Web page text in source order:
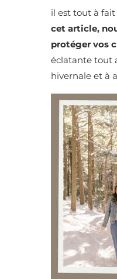
il est tout à
cet article,
protéger vos
éclatante tout
hivernale et à